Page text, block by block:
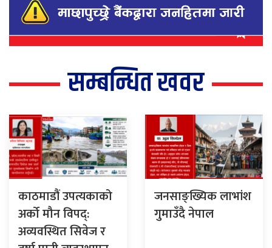
सम्बन्धित खवर
काठमाडौं उपत्यकाको
अर्को मौन विपद्:
अव्यवस्थित सिवेज र
जनसाङ्ख्यिक लाभांश
गुमाउँदै नेपाल